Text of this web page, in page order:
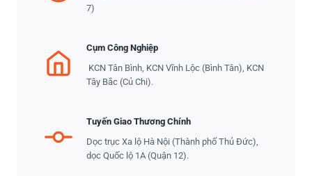
7)
Cụm Công Nghiệp
KCN Tân Bình, KCN Vĩnh Lộc (Bình Tân), KCN
Tây Bắc (Củ Chi).
Tuyến Giao Thương Chính
Dọc trục Xa lộ Hà Nội (Thành phố Thủ Đức),
dọc Quốc lộ 1A (Quận 12).